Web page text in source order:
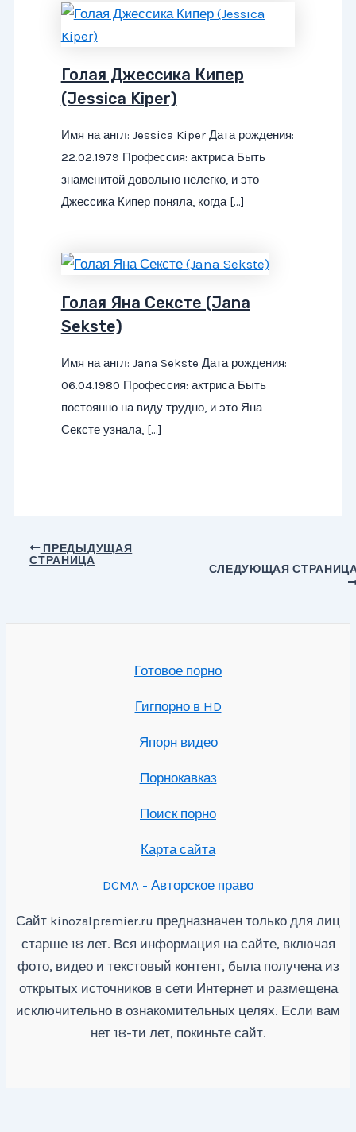
Голая Джессика Кипер
(Jessica Kiper)
Имя на англ: Jessica Kiper Дата рождения:
22.02.1979 Профессия: актриса Быть
знаменитой довольно нелегко, и это
Джессика Кипер поняла, когда […]
Голая Яна Сексте (Jana
Sekste)
Имя на англ: Jana Sekste Дата рождения:
06.04.1980 Профессия: актриса Быть
постоянно на виду трудно, и это Яна
Сексте узнала, […]
Навигация
ПРЕДЫДУЩАЯ
СТРАНИЦА
СЛЕДУЮЩАЯ
Готовое порно
Гигпорно в HD
Япорн видео
Порнокавказ
Поиск порно
Карта сайта
DCMA - Авторское право
Сайт kinozalpremier.ru предназначен только для лиц
старше 18 лет. Вся информация на сайте, включая
фото, видео и текстовый контент, была получена из
открытых источников в сети Интернет и размещена
исключительно в ознакомительных целях. Если вам
нет 18-ти лет, покиньте сайт.